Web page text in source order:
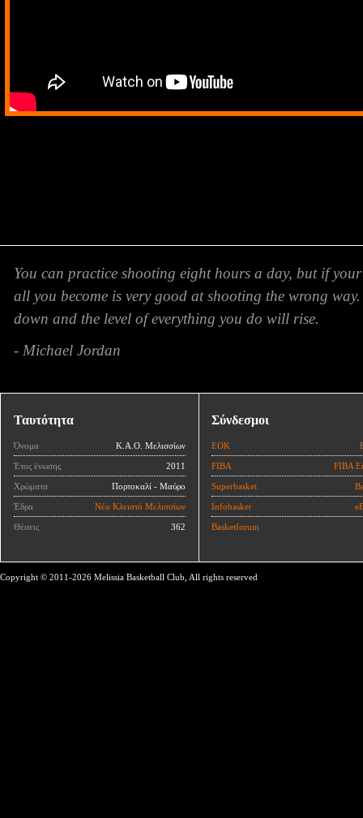
You can practice shooting eight hours a day, but if
all you become is very good at shooting the wrong
down and the level of everything you do will rise.
- Michael Jordan
Ταυτότητα
Όνομα Κ.Α.Ο. Μελισσίων
Έτος ένωσης 2011
Χρώματα Πορτοκαλί - Μαύρο
Έδρα Νέο Κλειστό Μελισσίων
Θέσεις 362
Σύνδεσμοι
ΕΟΚ
FIBA FIBA
Superbasket
Infobasket
Basketforum
Copyright © 2011-2026 Melissia Basketball Club, All rights reserved